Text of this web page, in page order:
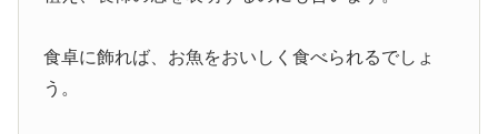
食卓に飾れば、お魚をおいしく食べられるでしょ
う。